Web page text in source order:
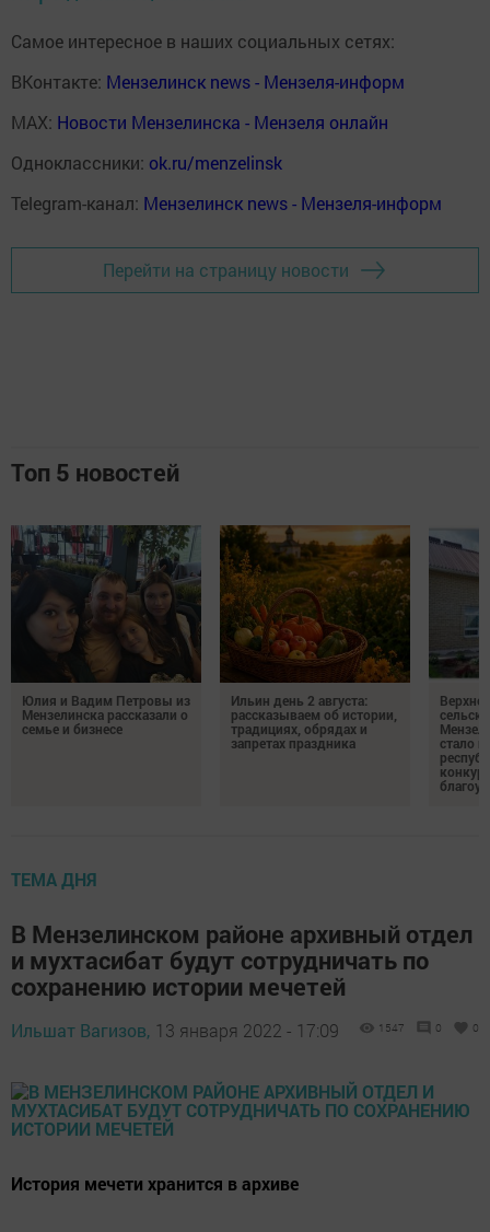
Самое интересное в наших социальных сетях:
ВКонтакте: Мензелинск news - Мензеля-информ
MAX: Новости Мензелинска - Мензеля онлайн
Одноклассники: ok.ru/menzelinsk
Telegram-канал: Мензелинск news - Мензеля-информ
Перейти на страницу новости
Топ 5 новостей
Юлия и Вадим Петровы из
Мензелинска рассказали о
семье и бизнесе
Ильин день 2 августа:
рассказываем об истории,
традициях, обрядах и
запретах праздника
стало
ТЕМА ДНЯ
В Мензелинском районе архивный отдел
и мухтасибат будут сотрудничать по
сохранению истории мечетей
Ильшат Вагизов, 13 января 2022 - 17:09 1547 0 0
История мечети хранится в архиве